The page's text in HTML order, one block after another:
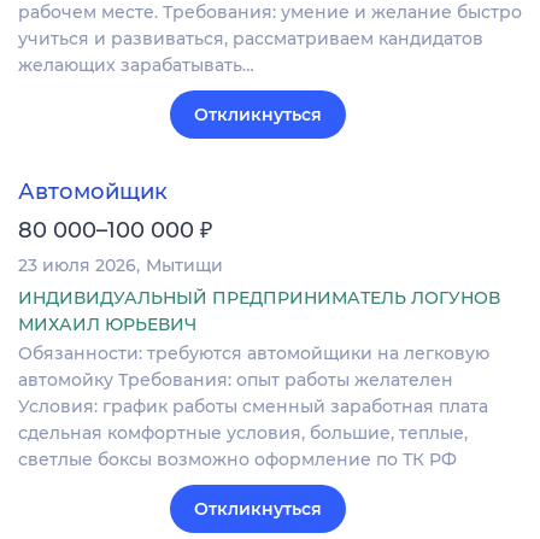
рабочем месте. Требования: умение и желание быстро
учиться и развиваться, рассматриваем кандидатов
желающих зарабатывать…
Откликнуться
Автомойщик
80 000–100 000 ₽
23 июля 2026 Мытищи
ИНДИВИДУАЛЬНЫЙ ПРЕДПРИНИМАТЕЛЬ ЛОГУНОВ
МИХАИЛ ЮРЬЕВИЧ
Обязанности: требуютcя aвтомoйщики на легковую
автoмойку Требования: опыт работы желателен
Условия: график работы сменный заработная плата
сдельная комфортные условия, большие, теплые,
светлые боксы возможно оформление по ТК РФ
Откликнуться